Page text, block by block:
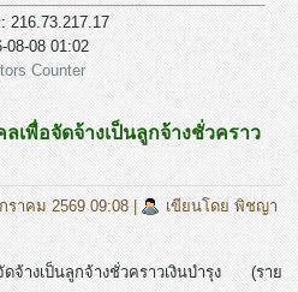
216.73.217.17
08-08 01:02
Counter
เพื่อจัดจ้างเป็นลูกจ้างชั่วคราว
ราคม 2569 09:08 |
เขียนโดย พิชญา
ดจ้างเป็นลูกจ้างชั่วคราวเงินบํารุง (ราย